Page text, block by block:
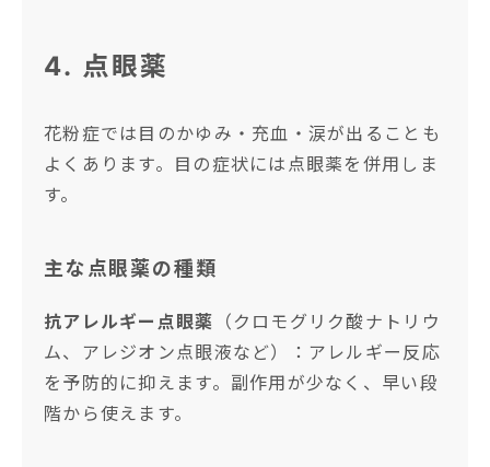
4. 点眼薬
花粉症では目のかゆみ・充血・涙が出ることも
よくあります。目の症状には点眼薬を併用しま
す。
主な点眼薬の種類
抗アレルギー点眼薬 （クロモグリク酸ナトリウ
ム、アレジオン点眼液など）：アレルギー反応
を予防的に抑えます。副作用が少なく、早い段
階から使えます。